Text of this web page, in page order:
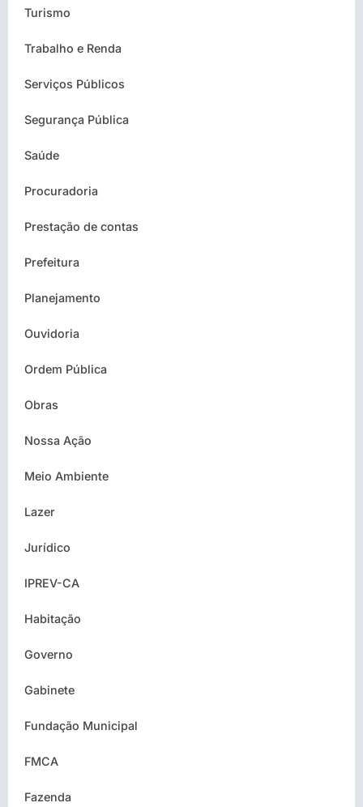
Turismo
Trabalho e Renda
Serviços Públicos
Segurança Pública
Saúde
Procuradoria
Prestação de contas
Prefeitura
Planejamento
Ouvidoria
Ordem Pública
Obras
Nossa Ação
Meio Ambiente
Lazer
Jurídico
IPREV-CA
Habitação
Governo
Gabinete
Fundação Municipal
FMCA
Fazenda